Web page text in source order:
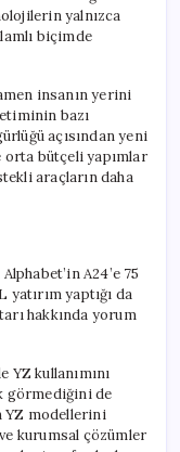
yalnızca
biçimde
insanın yerini
bazı
açısından yeni
bütçeli yapımlar
araçların daha
A24’e 75
yaptığı da
hakkında yorum
YZ kullanımını
görmediğini de
YZ modellerini
kurumsal çözümler